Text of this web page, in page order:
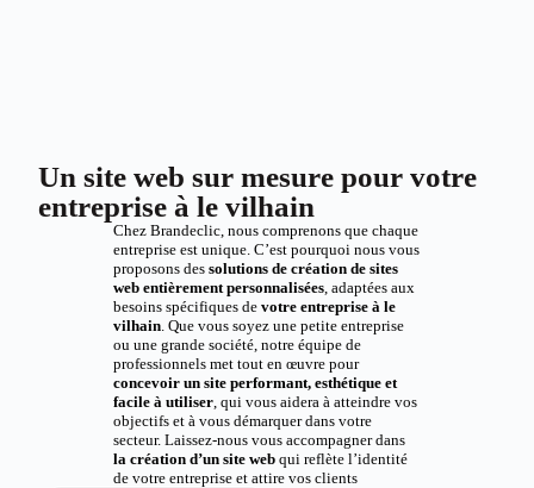
Un site web sur mesure pour votre
entreprise à le vilhain
Chez Brandeclic, nous comprenons que chaque
entreprise est unique. C’est pourquoi nous vous
proposons des solutions de création de sites
web entièrement personnalisées, adaptées aux
besoins spécifiques de votre entreprise à le
vilhain. Que vous soyez une petite entreprise
ou une grande société, notre équipe de
professionnels met tout en œuvre pour
concevoir un site performant, esthétique et
facile à utiliser, qui vous aidera à atteindre vos
objectifs et à vous démarquer dans votre
secteur. Laissez-nous vous accompagner dans
la création d’un site webqui reflète l’identité
de votre entreprise et attire vos clients